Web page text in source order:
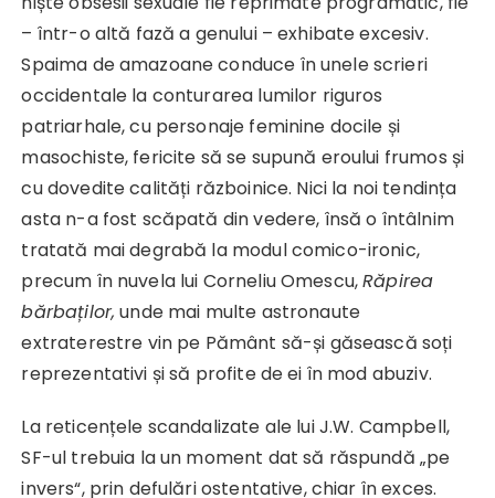
– într-o altă fază a genului – exhibate excesiv.
Spaima de amazoane conduce în unele scrieri
occidentale la conturarea lumilor riguros
patriarhale, cu personaje feminine docile și
masochiste, fericite să se supună eroului frumos și
cu dovedite calități războinice. Nici la noi tendința
asta n-a fost scăpată din vedere, însă o întâlnim
tratată mai degrabă la modul comico-ironic,
precum în nuvela lui Corneliu Omescu,Răpirea
bărbaților, unde mai multe astronaute
extraterestre vin pe Pământ să-și găsească soți
reprezentativi și să profite de ei în mod abuziv.
La reticențele scandalizate ale lui J.W. Campbell,
SF-ul trebuia la un moment dat să răspundă „pe
invers“, prin defulări ostentative, chiar în exces.